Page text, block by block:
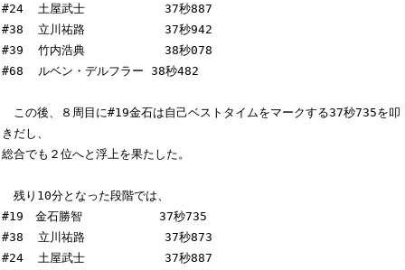
#24  土屋武士           37秒887
#38  立川祐路           37秒942
#39  竹内浩典           38秒078
#68  ルベン・デルフラー 38秒482
この後、８周目に#19金石は自己ベストタイムをマークする37秒735を叩
きだし、
総合でも２位へと浮上を果たした。
残り10分となった段階では、
#19　金石勝智         　37秒735
#38  立川祐路           37秒873
#24  土屋武士           37秒887